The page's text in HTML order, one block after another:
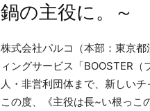
鍋の主役に。～
株式会社パルコ（本部：東京
ィングサービス「BOOSTER
人・非営利団体まで、新しい
この度、《主役は長~い根っこ